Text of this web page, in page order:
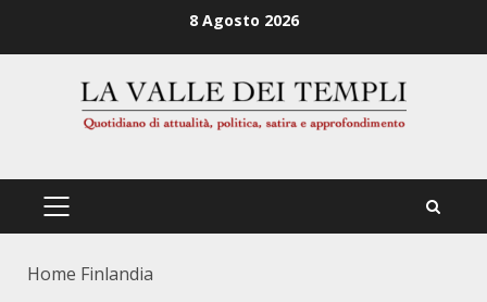
8 Agosto 2026
PRIMÄRES
Home Finlandia